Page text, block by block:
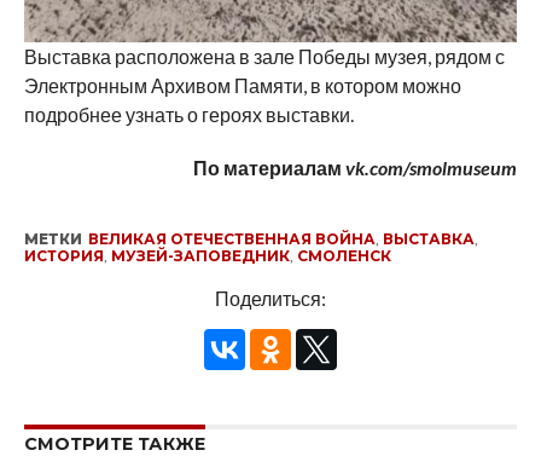
Выставка расположена в зале Победы музея, рядом с
Электронным Архивом Памяти, в котором можно
подробнее узнать о героях выставки.
По материаламvk.com/smolmuseum
МЕТКИ ВЕЛИКАЯ ОТЕЧЕСТВЕННАЯ ВОЙНА ВЫСТАВКА
ИСТОРИЯ МУЗЕЙ-ЗАПОВЕДНИК, СМОЛЕНСК
Поделиться:
СМОТРИТЕ ТАКЖЕ